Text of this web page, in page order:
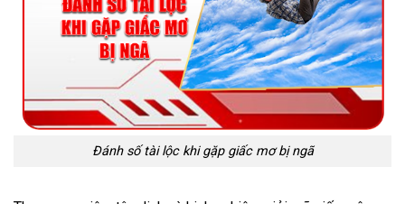
Đánh số tài lộc khi gặp giấc mơ bị ngã